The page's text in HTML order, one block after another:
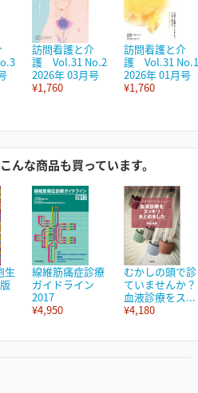
訪問看護と介
護 Vol.31 No.2
2026年 03月号
¥1,760
訪問看護と介
護 Vol.31 No.1
2026年 01月号
¥1,760
んな商品も買っています。
生
線維筋痛症診療
ガイドライン
2017
¥4,950
むかしの頭で診
ていませんか？
血液診療をス...
¥4,180